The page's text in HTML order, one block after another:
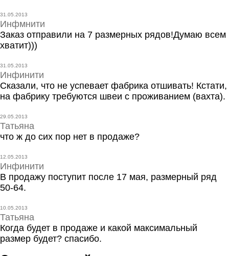
31.05.2013
Инфмнити
Заказ отправили на 7 размерных рядов!Думаю всем
хватит)))
31.05.2013
Инфинити
Сказали, что не успевает фабрика отшивать! Кстати,
на фабрику требуются швеи с проживанием (вахта).
29.05.2013
Татьяна
что ж до сих пор нет в продаже?
12.05.2013
Инфинити
В продажу поступит после 17 мая, размерный ряд
50-64.
10.05.2013
Татьяна
Когда будет в продаже и какой максимальный
размер будет? спасибо.